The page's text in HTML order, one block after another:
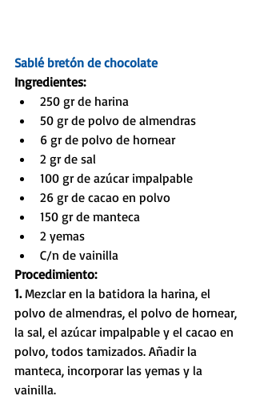
Sablé bretón de chocolate
Ingredientes:
250 gr de harina
50 gr de polvo de almendras
6 gr de polvo de hornear
2 gr de sal
100 gr de azúcar impalpable
26 gr de cacao en polvo
150 gr de manteca
2 yemas
C/n de vainilla
Procedimiento:
1. Mezclar en la batidora la harina, el
polvo de almendras, el polvo de hornear,
la sal, el azúcar impalpable y el cacao en
polvo, todos tamizados. Añadir la
manteca, incorporar las yemas y la
vainilla.